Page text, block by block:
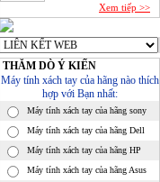
Chuyên phân phối linh
Chuyên phân phối máy in
Samsung
Chuyên cung cấp máy in
Canon
các sản phẩm LG
Xem tiếp >>
THĂM DÒ Ý KIẾN
Máy tính xách tay của hãng nào thích
hợp với Bạn nhất:
Máy tính xách tay của hãng sony
Máy tính xách tay của hãng Dell
Máy tính xách tay của hãng HP
Máy tính xách tay của hãng Asus